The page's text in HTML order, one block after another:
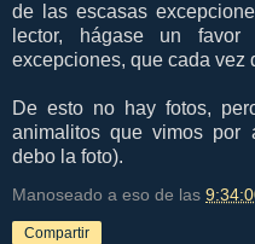
de las escasas
lector, hágase un
excepciones, que cada vez
De esto no hay fotos,
animalitos que vimos por
debo la foto).
Manoseado a eso de las
Compartir